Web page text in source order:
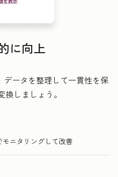
に向上
データを整理して一貫性を保
しましょう。
ニタリングして改善